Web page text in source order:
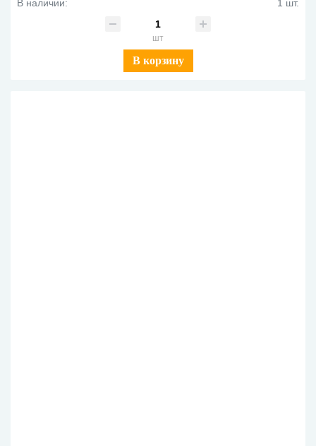
В наличии: 1 шт.
шт
В корзину